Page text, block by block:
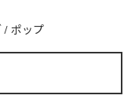
/ ポップ